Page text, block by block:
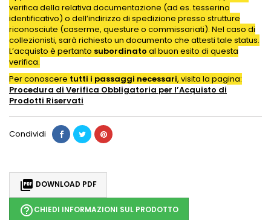
verifica della relativa documentazione (ad es. tesserino
identificativo) o dell’indirizzo di spedizione presso strutture
riconosciute (caserme, questure o commissariati). Nel caso di
collezionisti, sarà richiesto un documento che attesti tale status.
L’acquisto è pertanto subordinato al buon esito di questa
verifica.
Per conoscere tutti i passaggi necessari, visita la pagina:
Procedura di Verifica Obbligatoria per l’Acquisto di
Prodotti Riservati
Condividi
 DOWNLOAD PDF
help_outlineCHIEDI INFORMAZIONI SUL PRODOTTO